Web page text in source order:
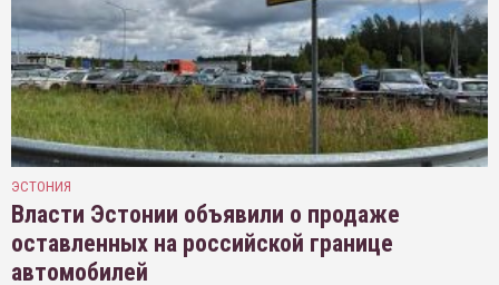
ЭСТОНИЯ
Власти Эстонии объявили о продаже
оставленных на российской границе
автомобилей